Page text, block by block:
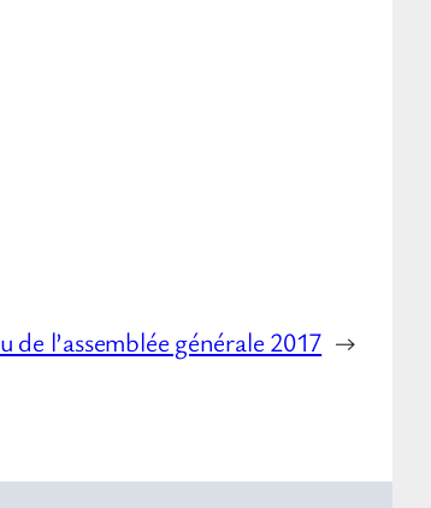
de l’assemblée générale 2017 →